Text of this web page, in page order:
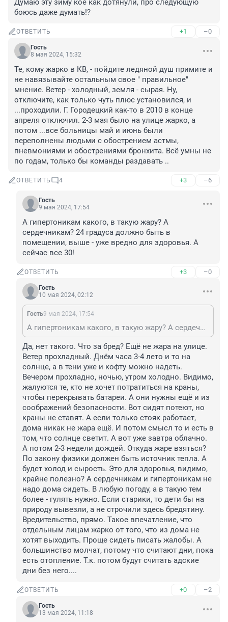
Думаю эту зиму кое как дотянули, про следующую
боюсь даже думать!?
ОТВЕТИТЬ +1 –0
Гость
8 мая 2024, 15:32
Те, кому жарко в КВ, - пойдите ледяной душ примите и
не навязывайте остальным свое " правильное"
мнение. Ветер - холодный, земля - сырая. Ну,
отключите, как только чуть плюс установился, и
...проходили. Г. Городецкий как-то в 2010 в конце
апреля отключил. 2-3 мая было на улице жарко, а
потом ...все больницы май и июнь были
переполнены людьми с обострением астмы,
пневмониями и обострениями бронхита. Всё умны не
по годам, только бы команды раздавать ..
ОТВЕТИТЬ 4 +3 –6
Гость
9 мая 2024, 17:54
А гипертоникам какого, в такую жару? А
сердечникам? 24 градуса должно быть в
помещении, выше - уже вредно для здоровья. А
сейчас все 30!
ОТВЕТИТЬ +3 –0
Гость
10 мая 2024, 02:12
Гость9 мая 2024, 17:54
А гипертоникам какого, в такую жару? А сердечникам? 24 градуса должно быть в помещении, выше - уже вредно для здоровья. А сейчас все 30!
Да, нет такого. Что за бред? Ещё не жара на улице.
Ветер прохладный. Днём часа 3-4 лето и то на
солнце, а в тени уже и кофту можно надеть.
Вечером прохладно, ночью, утром холодно. Видимо,
жалуются те, кто не хочет потратиться на краны,
чтобы перекрывать батареи. А они нужны ещё и из
соображений безопасности. Вот сидят потеют, но
краны не ставят. А если только стояк работает,
дома никак не жара ещё. И потом смысл то и есть в
том, что солнце светит. А вот уже завтра облачно.
А потом 2-3 недели дождей. Откуда жаре взяться?
По закону физики должен быть источник тепла. А
будет холод и сырость. Это для здоровья, видимо,
крайне полезно? А сердечникам и гипертоникам не
надо дома сидеть. В любую погоду, а в такую тем
более - гулять нужно. Если старики, то дети бы на
природу вывезли, а не строчили здесь бредятину.
Вредительство, прямо. Такое впечатление, что
отдельным лицам жарко от того, что из дома не
хотят выходить. Проще сидеть писать жалобы. А
большинство молчат, потому что считают дни, пока
есть отопление. Т.к. потом будут считать адские
дни без него....
ОТВЕТИТЬ +0 –2
Гость
13 мая 2024, 11:18